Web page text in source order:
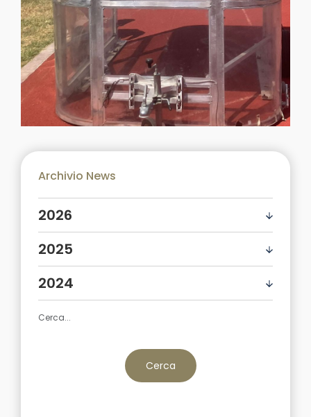
Archivio News
2026
2025
2024
Cerca